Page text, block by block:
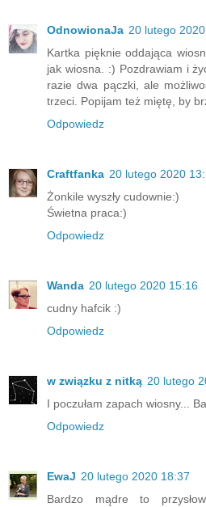
OdnowionaJa 20 lutego
Kartka pięknie oddająca
jak wiosna. :) Pozdrawiam i
razie dwa pączki, ale
trzeci. Popijam też miętę, by
Odpowiedz
Craftfanka 20 lutego 2020
Żonkile wyszły cudownie:)
Świetna praca:)
Odpowiedz
Wanda 20 lutego 2020 15:16
cudny hafcik :)
Odpowiedz
w związku z nitką 20 lutego
I poczułam zapach wiosny...
Odpowiedz
EwaJ 20 lutego 2020 18:37
Bardzo mądre to